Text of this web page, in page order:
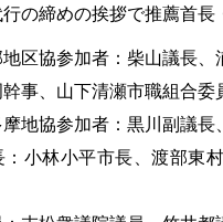
の締めの挨拶で推薦首長
地区協参加者：柴山議長
事、山下清瀬市職組合委
摩地協参加者：黒川副議長
：小林小平市長、渡部東